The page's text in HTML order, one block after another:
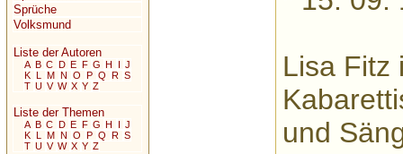
Lisa Fitz
und
Sprüche
Volksmund
Liste der Autoren
A B C D E F G H I J
K L M N O P Q R S
T U V W X Y Z
Liste der Themen
A B C D E F G H I J
K L M N O P Q R S
T U V W X Y Z